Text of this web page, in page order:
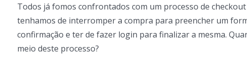
Todos já fomos confrontados com um processo de
tenhamos de interromper a compra para preencher um
confirmação e ter de fazer login para finalizar a mesma.
meio deste processo?